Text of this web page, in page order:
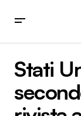
grazie ai
Stati